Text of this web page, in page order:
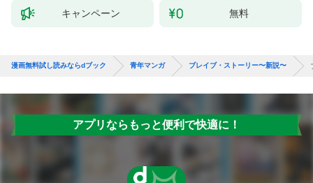
キャンペーン 無料
漫画無料試し読みならdブック 青年マンガ ブレイブ・ストーリー〜新説〜
アプリならもっと便利で快適に！